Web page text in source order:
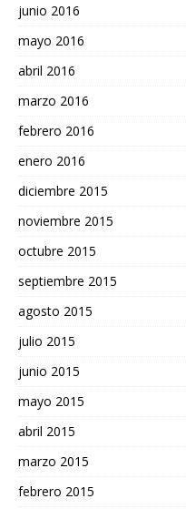
junio 2016
mayo 2016
abril 2016
marzo 2016
febrero 2016
enero 2016
diciembre 2015
noviembre 2015
octubre 2015
septiembre 2015
agosto 2015
julio 2015
junio 2015
mayo 2015
abril 2015
marzo 2015
febrero 2015